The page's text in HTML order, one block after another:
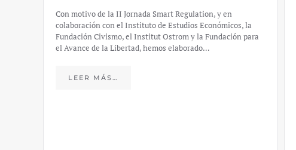
Con motivo de la II Jornada Smart Regulation, y en
colaboración con el Instituto de Estudios Económicos, la
Fundación Civismo, el Institut Ostrom y la Fundación para
el Avance de la Libertad, hemos elaborado…
LEER MÁS…